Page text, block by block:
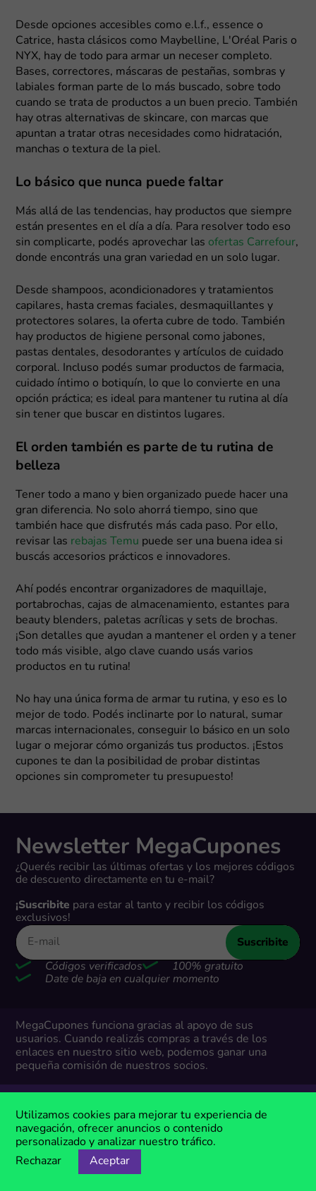
Desde opciones accesibles como e.l.f., essence o
Catrice, hasta clásicos como Maybelline, L'Oréal Paris o
NYX, hay de todo para armar un neceser completo.
Bases, correctores, máscaras de pestañas, sombras y
labiales forman parte de lo más buscado, sobre todo
cuando se trata de productos a un buen precio. También
hay otras alternativas de skincare, con marcas que
apuntan a tratar otras necesidades como hidratación,
manchas o textura de la piel.
Lo básico que nunca puede faltar
Más allá de las tendencias, hay productos que siempre
están presentes en el día a día. Para resolver todo eso
sin complicarte, podés aprovechar las ofertas Carrefour,
donde encontrás una gran variedad en un solo lugar.
Desde shampoos, acondicionadores y tratamientos
capilares, hasta cremas faciales, desmaquillantes y
protectores solares, la oferta cubre de todo. También
hay productos de higiene personal como jabones,
pastas dentales, desodorantes y artículos de cuidado
corporal. Incluso podés sumar productos de farmacia,
cuidado íntimo o botiquín, lo que lo convierte en una
opción práctica; es ideal para mantener tu rutina al día
sin tener que buscar en distintos lugares.
El orden también es parte de tu rutina de
belleza
Tener todo a mano y bien organizado puede hacer una
gran diferencia. No solo ahorrá tiempo, sino que
también hace que disfrutés más cada paso. Por ello,
revisar las rebajas Temu puede ser una buena idea si
buscás accesorios prácticos e innovadores.
Ahí podés encontrar organizadores de maquillaje,
portabrochas, cajas de almacenamiento, estantes para
beauty blenders, paletas acrílicas y sets de brochas.
¡Son detalles que ayudan a mantener el orden y a tener
todo más visible, algo clave cuando usás varios
productos en tu rutina!
No hay una única forma de armar tu rutina, y eso es lo
mejor de todo. Podés inclinarte por lo natural, sumar
marcas internacionales, conseguir lo básico en un solo
lugar o mejorar cómo organizás tus productos. ¡Estos
cupones te dan la posibilidad de probar distintas
opciones sin comprometer tu presupuesto!
Newsletter MegaCupones
¿Querés recibir las últimas ofertas y los mejores códigos
de descuento directamente en tu e-mail?
¡Suscribite para estar al tanto y recibir los códigos
exclusivos!
Suscribite
Códigos verificados
100% gratuito
Date de baja en cualquier momento
MegaCupones funciona gracias al apoyo de sus
usuarios. Cuando realizás compras a través de los
enlaces en nuestro sitio web, podemos ganar una
pequeña comisión de nuestros socios.
Descuentos
Cupones exclusivos
Cupones - Top 20
Utilizamos cookies para mejorar tu experiencia de
navegación, ofrecer anuncios o contenido
personalizado y analizar nuestro tráfico.
Rechazar
Aceptar